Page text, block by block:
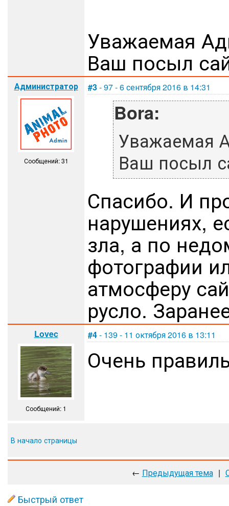
Уважаемая
Ваш посыл
Администратор
Сообщений: 31
#3- 97 - 6 сентября 2016 в 14:31
Bora:
Уважаемая
Ваш посыл
Спасибо. И
нарушениях,
зла, а по
фотографии
атмосферу
русло.
Lovec
Сообщений: 1
#4- 139 - 11 октября 2016 в 13:11
Очень
В начало страницы
← Предыдущая тема |
Быстрый ответ